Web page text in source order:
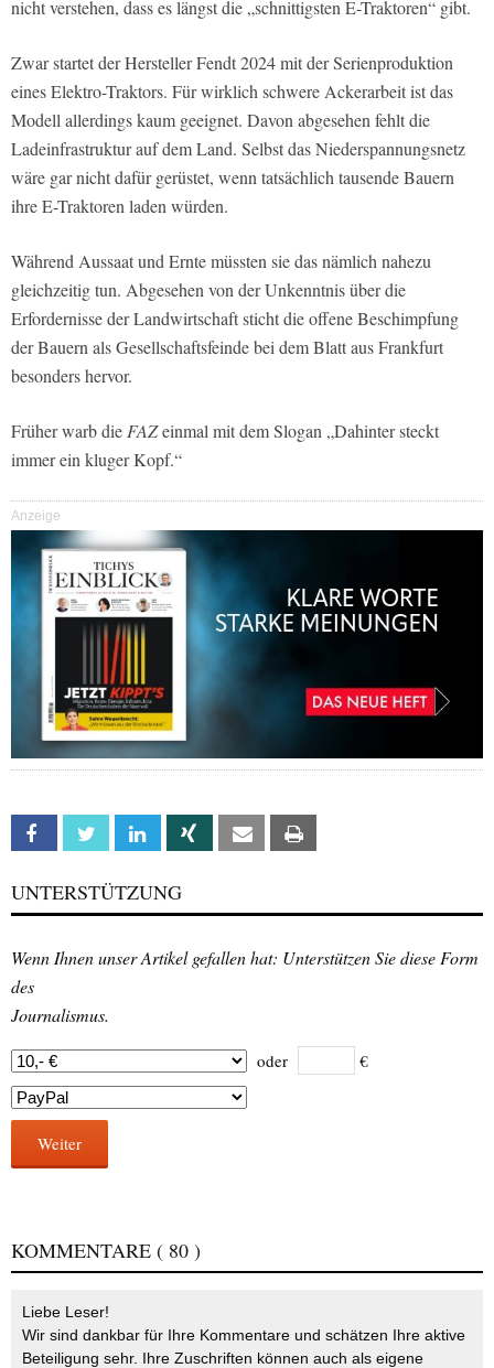
nicht verstehen, dass es längst die „schnittigsten E-Traktoren“ gibt.
Zwar startet der Hersteller Fendt 2024 mit der Serienproduktion
eines Elektro-Traktors. Für wirklich schwere Ackerarbeit ist das
Modell allerdings kaum geeignet. Davon abgesehen fehlt die
Ladeinfrastruktur auf dem Land. Selbst das Niederspannungsnetz
wäre gar nicht dafür gerüstet, wenn tatsächlich tausende Bauern
ihre E-Traktoren laden würden.
Während Aussaat und Ernte müssten sie das nämlich nahezu
gleichzeitig tun. Abgesehen von der Unkenntnis über die
Erfordernisse der Landwirtschaft sticht die offene Beschimpfung
der Bauern als Gesellschaftsfeinde bei dem Blatt aus Frankfurt
besonders hervor.
Früher warb die FAZeinmal mit dem Slogan „Dahinter steckt
immer ein kluger Kopf.“
Anzeige
Facebook Twitter Linkedin Xing Email
UNTERSTÜTZUNG
Wenn Ihnen unser Artikel gefallen hat: Unterstützen Sie diese Form
des
Journalismus.
oder €
Weiter
KOMMENTARE ( 80 )
Liebe Leser!
Wir sind dankbar für Ihre Kommentare und schätzen Ihre aktive
Beteiligung sehr. Ihre Zuschriften können auch als eigene